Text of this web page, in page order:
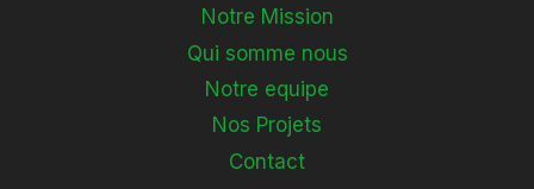
Notre Mission
Qui somme nous
Notre equipe
Nos Projets
Contact